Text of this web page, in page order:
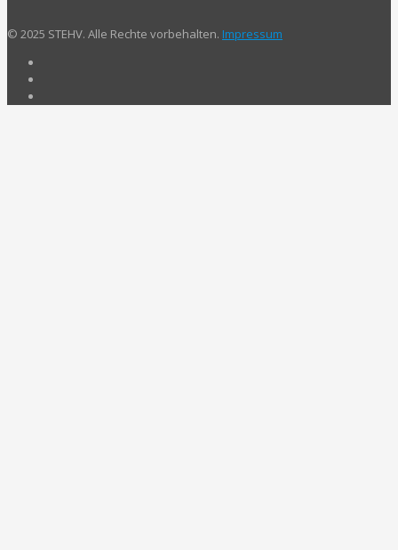
© 2025 STEHV. Alle Rechte vorbehalten. Impressum